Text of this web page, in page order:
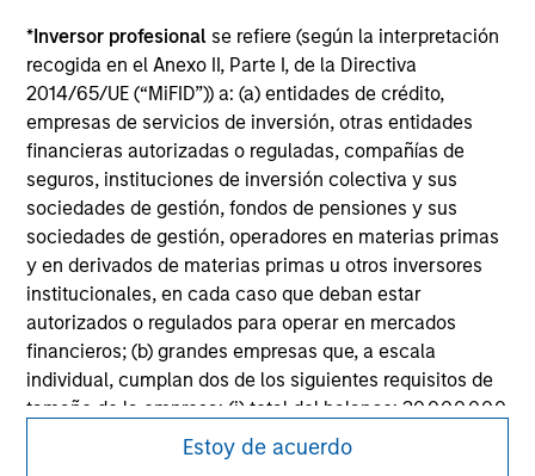
*Inversor profesional se refiere (según la interpretación
recogida en el Anexo II, Parte I, de la Directiva
2014/65/UE (“MiFID”)) a: (a) entidades de crédito,
empresas de servicios de inversión, otras entidades
financieras autorizadas o reguladas, compañías de
seguros, instituciones de inversión colectiva y sus
sociedades de gestión, fondos de pensiones y sus
sociedades de gestión, operadores en materias primas
y en derivados de materias primas u otros inversores
institucionales, en cada caso que deban estar
autorizados o regulados para operar en mercados
financieros; (b) grandes empresas que, a escala
individual, cumplan dos de los siguientes requisitos de
tamaño de la empresa: (i) total del balance: 20.000.000
EUR, (ii) volumen de negocios neto: 40.000.000 EUR o
(iii) fondos propios: 2.000.000 EUR, que intervengan por
Estoy de acuerdo
Please refer to the strategy detail page for important
information on the strategy, including additional risk
considerations.